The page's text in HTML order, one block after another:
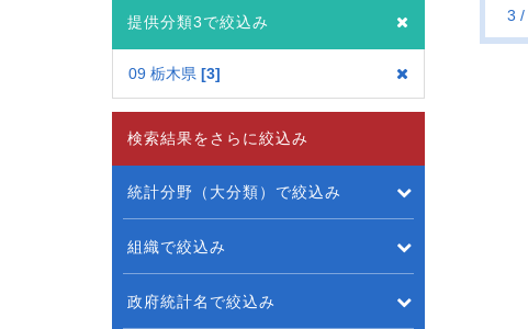
提供分類3で絞込み
09 栃木県 3
3
検索結果をさらに絞込み
統計分野（大分類）で絞込み
組織で絞込み
政府統計名で絞込み